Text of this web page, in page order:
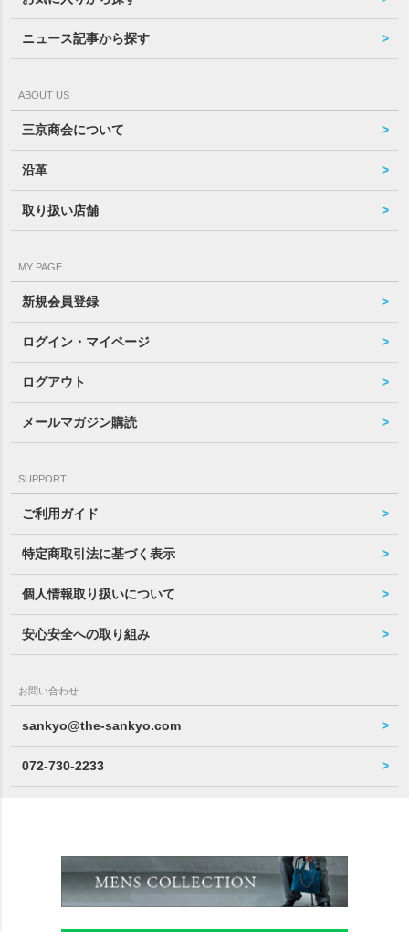
ニュース記事から探す
ABOUT US
三京商会について
沿革
取り扱い店舗
MY PAGE
新規会員登録
ログイン・マイページ
ログアウト
メールマガジン購読
SUPPORT
ご利用ガイド
特定商取引法に基づく表示
個人情報取り扱いについて
安心安全への取り組み
お問い合わせ
sankyo@the-sankyo.com
072-730-2233